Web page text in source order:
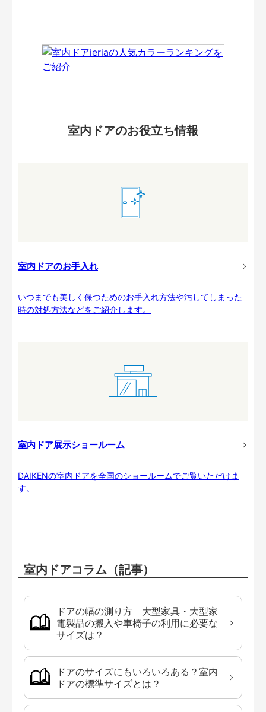
室内ドアのお役立ち情報
室内ドアのお手入れ
いつまでも美しく保つためのお手入れ方法や汚してしまった
時の対処方法などをご紹介します。
室内ドア展示ショールーム
DAIKENの室内ドアを全国のショールームでご覧いただけま
す。
室内ドアコラム（記事）
ドアの幅の測り方 大型家具・大型家
電製品の搬入や車椅子の利用に必要な
サイズは？
ドアのサイズにもいろいろある？室内
ドアの標準サイズとは？